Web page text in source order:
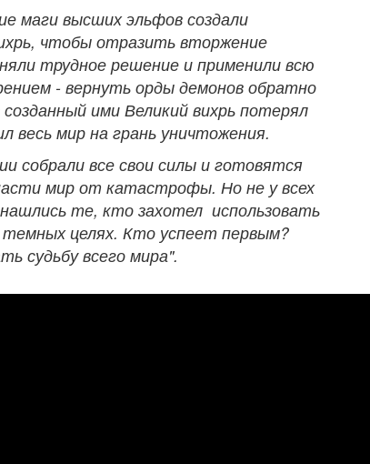
маги высших эльфов создали
чтобы отразить вторжение
трудное решение и применили всю
- вернуть орды демонов обратно
ими Великий вихрь потерял
весь мир на грань уничтожения.
собрали все свои силы и готовятся
мир от катастрофы. Но не у всех
те, кто захотел использовать
темных целях. Кто успеет первым?
судьбу всего мира".